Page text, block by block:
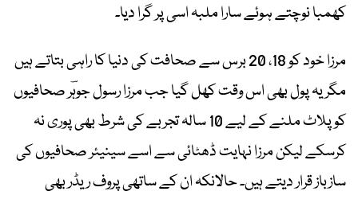
کھمبا نوچتے ہوئے سارا ملبہ اسی پر گرا دیا۔
مرزا خود کو 18، 20 برس سے صحافت کی دنیا کا راہی بتاتے ہیں
مگر یہ پول بھی اس وقت کھل گیا جب مرزا رسول جوہؔر صحافیوں
کو پلاٹ ملنے کے لیے 10 سالہ تجربے کی شرط بھی پوری نہ
کرسکے لیکن مرزا نہایت ڈھٹائی سے اسے سینیئر صحافیوں کی
سازباز قرار دیتے ہیں۔ حالانکہ ان کے ساتھی پروف ریڈر بھی